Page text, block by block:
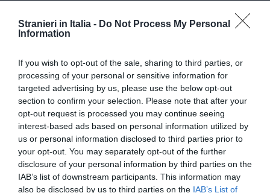
Stranieri in Italia - Do Not Process My Personal
Information
If you wish to opt-out of the sale, sharing to third parties, or
processing of your personal or sensitive information for
targeted advertising by us, please use the below opt-out
section to confirm your selection. Please note that after your
opt-out request is processed you may continue seeing
interest-based ads based on personal information utilized by
us or personal information disclosed to third parties prior to
your opt-out. You may separately opt-out of the further
disclosure of your personal information by third parties on the
IAB’s list of downstream participants. This information may
also be disclosed by us to third parties on the IAB’s List of
”Da un presidente della Camera ci si
aspetterebbero toni e contenuti più sobri” – ha
detto il deputato leghista.